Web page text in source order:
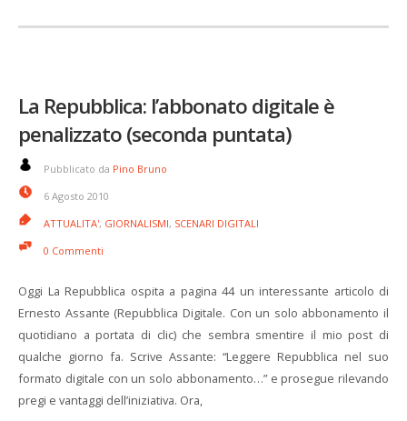
La Repubblica: l’abbonato digitale è
penalizzato (seconda puntata)
Pubblicato da Pino Bruno
6 Agosto 2010
ATTUALITA', GIORNALISMI, SCENARI DIGITALI
0 Commenti
Oggi La Repubblica ospita a pagina 44 un interessante articolo di
Ernesto Assante (Repubblica Digitale. Con un solo abbonamento il
quotidiano a portata di clic) che sembra smentire il mio post di
qualche giorno fa. Scrive Assante: “Leggere Repubblica nel suo
formato digitale con un solo abbonamento…” e prosegue rilevando
pregi e vantaggi dell’iniziativa. Ora,